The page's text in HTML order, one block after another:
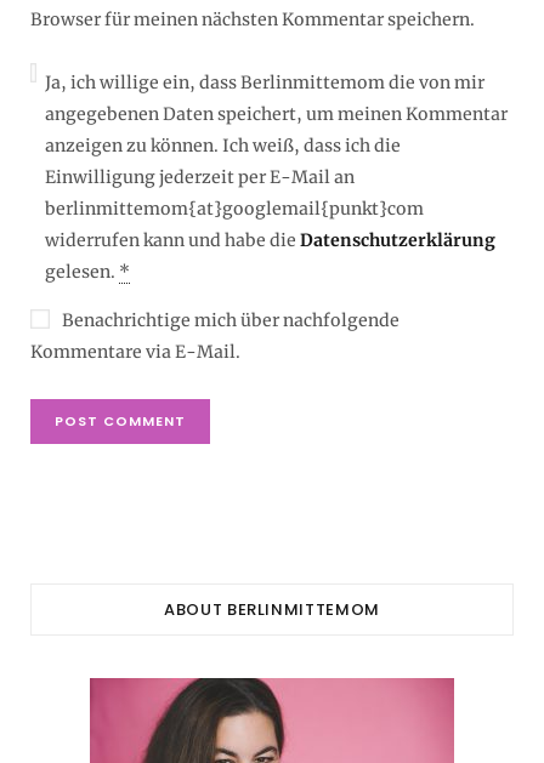
Browser für meinen nächsten Kommentar speichern.
Ja, ich willige ein, dass Berlinmittemom die von mir
angegebenen Daten speichert, um meinen Kommentar
anzeigen zu können. Ich weiß, dass ich die
Einwilligung jederzeit per E-Mail an
berlinmittemom{at}googlemail{punkt}com
widerrufen kann und habe die Datenschutzerklärung
gelesen. *
Benachrichtige mich über nachfolgende
Kommentare via E-Mail.
ABOUT BERLINMITTEMOM